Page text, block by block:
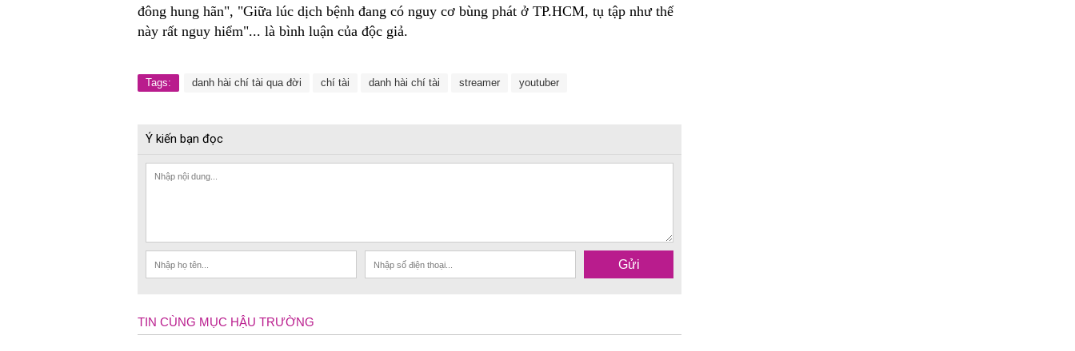
đông hung hãn", "Giữa lúc dịch bệnh đang có nguy cơ bùng phát ở TP.HCM, tụ tập như thế
này rất nguy hiểm"... là bình luận của độc giả.
Tags: danh hài chí tài qua đời chí tài danh hài chí tài streamer youtuber
Ý kiến bạn đọc
Gửi
TIN CÙNG MỤC HẬU TRƯỜNG